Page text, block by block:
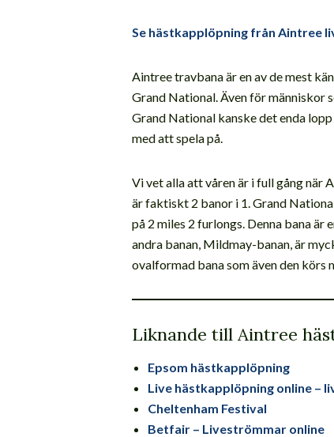
Se hästkapplöpning från Aintree
Aintree travbana är en av de mest
Grand National. Även för människor
Grand National kanske det enda
med att spela på.
Vi vet alla att våren är i full gång när
är faktiskt 2 banor i 1. Grand
på 2 miles 2 furlongs. Denna bana är
andra banan, Mildmay-banan, är
ovalformad bana som även den körs
Liknande till Aintree
Epsom hästkapplöpning
Live hästkapplöpning online –
Cheltenham Festival
Betfair – Liveströmmar online